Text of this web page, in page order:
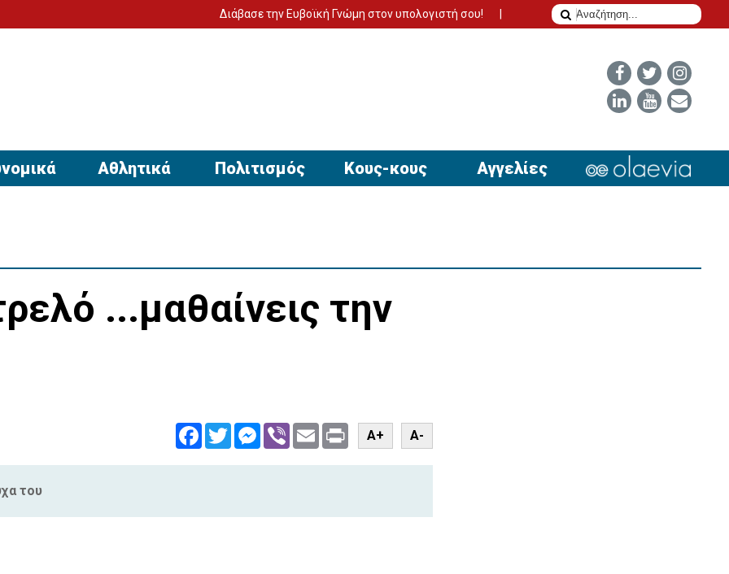
Διάβασε την Ευβοϊκή Γνώμη στον υπολογιστή σου! Το δίδυμο της επιτυχίας για να έχει απήχηση η
Αθλητικά Πολιτισμός Κους-κους Αγγελίες
...μαθαίνεις την
FacebookTwitterMessenger
Viber Email PrintA+ A-
του